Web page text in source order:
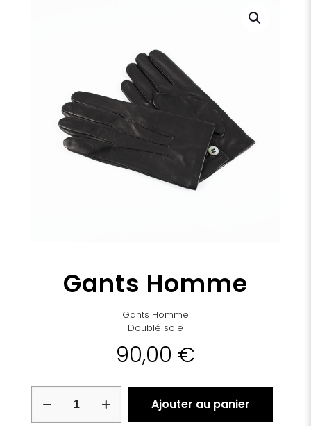
Gants Homme
Gants Homme
Doublé soie
90,00 €
Gants
Ajouter au panier